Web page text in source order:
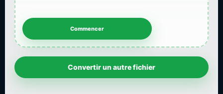
Convertir un autre fichier